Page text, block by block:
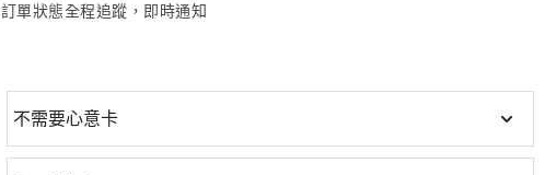
訂單狀態全程追蹤，即時通知